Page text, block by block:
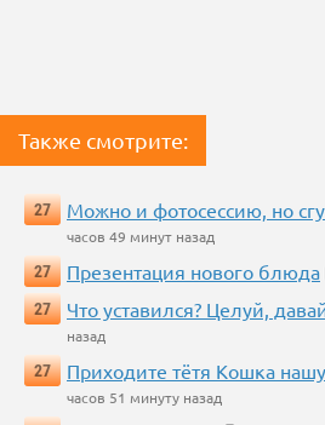
Также смотрите:
27 Можно и фотосессию, но
часов 49 минут назад
27
Презентация нового блюда
27
Что уставился? Целуй,
назад
27
Приходите тётя Кошка
часов 51 минуту назад